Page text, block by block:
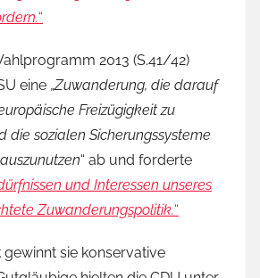
“
2013 (S.41/42)
eine „Zuwanderung, die darauf
Freizügigkeit zu
die sozialen Sicherungssysteme
“ ab und forderte
und Interessen unseres
Zuwanderungspolitik.“
gewinnt sie konservative